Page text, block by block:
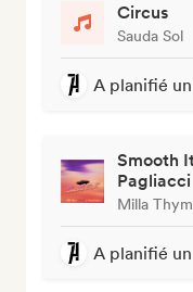
Circus
Sauda Sol
A planifié
Smooth
Pagliacci
Milla
A planifié